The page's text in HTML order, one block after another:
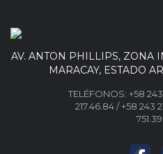
AV. ANTON PHILLIPS, ZONA
MARACAY, ESTADO
TELÉFONOS: +58
217.46.84/+58 243